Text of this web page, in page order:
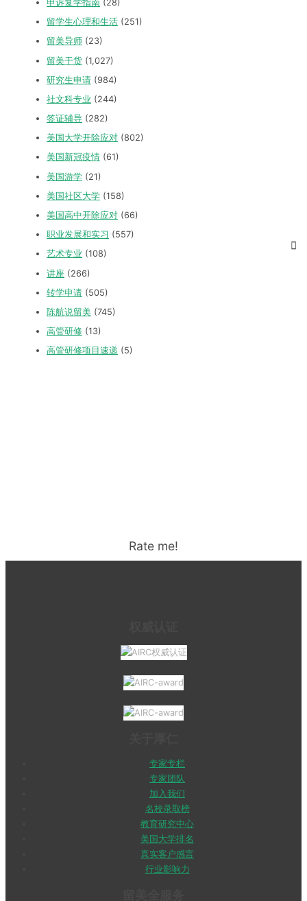
申诉复学指南 (28)
留学生心理和生活 (251)
留美导师 (23)
留美干货 (1,027)
研究生申请 (984)
社文科专业 (244)
签证辅导 (282)
美国大学开除应对 (802)
美国新冠疫情 (61)
美国游学 (21)
美国社区大学 (158)
美国高中开除应对 (66)
职业发展和实习 (557)
艺术专业 (108)
讲座 (266)
转学申请 (505)
陈航说留美 (745)
高管研修 (13)
高管研修项目速递 (5)
Rate me!
专家专栏
专家团队
加入我们
名校录取榜
教育研究中心
美国大学排名
真实客户感言
行业影响力